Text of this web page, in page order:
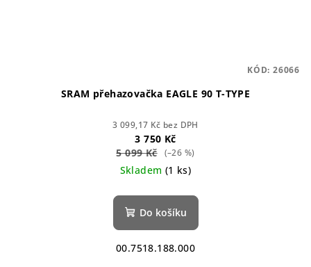
SRAM přehazovačka EAGLE 90 T-TYPE
3 099,17 Kč bez DPH
3 750 Kč
5 099 Kč
(–26 %)
Skladem (1 ks)
Do košíku
00.7518.188.000
KÓD: 26066